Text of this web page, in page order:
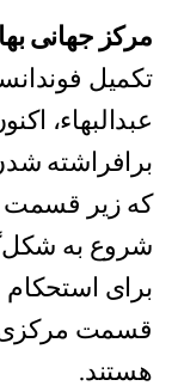
مرکز جهانی
تکمیل
عبدالبهاء،
برافراشته
که زیر قسمت
شروع به
برای
قسمت
هستند.